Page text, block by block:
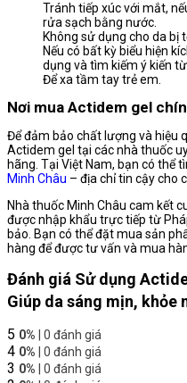
Tránh tiếp xúc với mắt,
rửa sạch bằng nước.
Không sử dụng cho da bị
Nếu có bất kỳ biểu hiện
dụng và tìm kiếm ý kiến
Để xa tầm tay trẻ em.
Nơi mua Actidem gel
Để đảm bảo chất lượng và hiệu
Actidem gel tại các nhà thuốc
hãng. Tại Việt Nam, bạn có thể
Minh Châu – địa chỉ tin cậy cho
Nhà thuốc Minh Châu cam kết
được nhập khẩu trực tiếp từ
bảo. Bạn có thể đặt mua sản
hàng để được tư vấn và mua
Đánh giá Sử dụng
Giúp da sáng mịn, khỏe
5 0% | 0 đánh giá
4 0% | 0 đánh giá
3 0% | 0 đánh giá